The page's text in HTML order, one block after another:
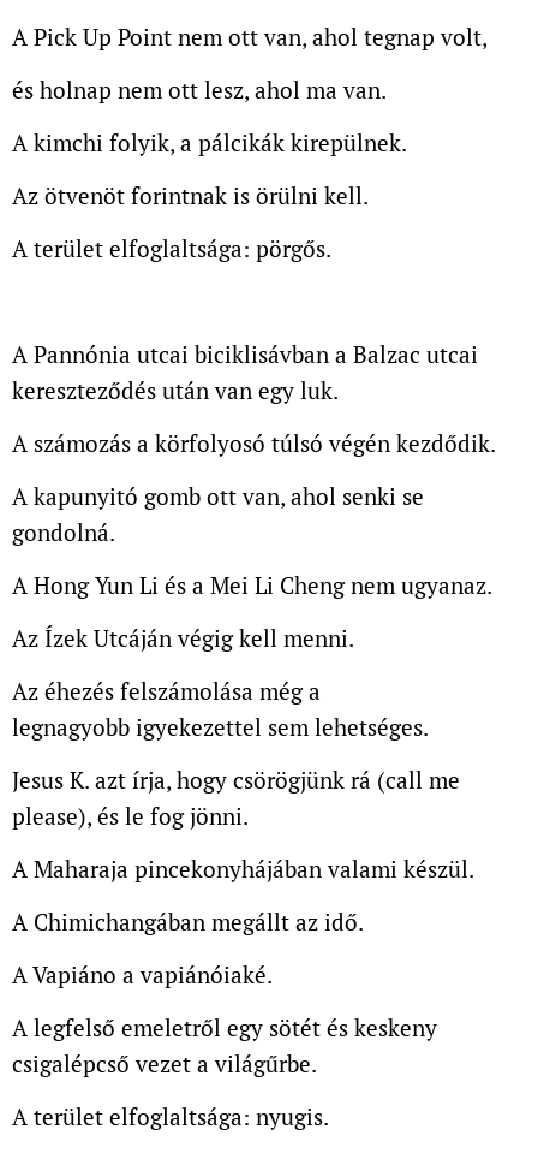
A Pick Up Point nem ott van, ahol tegnap volt,
és holnap nem ott lesz, ahol ma van.
A kimchi folyik, a pálcikák kirepülnek.
Az ötvenöt forintnak is örülni kell.
A terület elfoglaltsága: pörgős.
A Pannónia utcai biciklisávban a Balzac utcai
kereszteződés után van egy luk.
A számozás a körfolyosó túlsó végén kezdődik.
A kapunyitó gomb ott van, ahol senki se
gondolná.
A Hong Yun Li és a Mei Li Cheng nem ugyanaz.
Az Ízek Utcáján végig kell menni.
Az éhezés felszámolása még a
legnagyobb igyekezettel sem lehetséges.
Jesus K. azt írja, hogy csörögjünk rá (call me
please), és le fog jönni.
A Maharaja pincekonyhájában valami készül.
A Chimichangában megállt az idő.
A Vapiáno a vapiánóiaké.
A legfelső emeletről egy sötét és keskeny
csigalépcsővezet a világűrbe.
A terület elfoglaltsága: nyugis.